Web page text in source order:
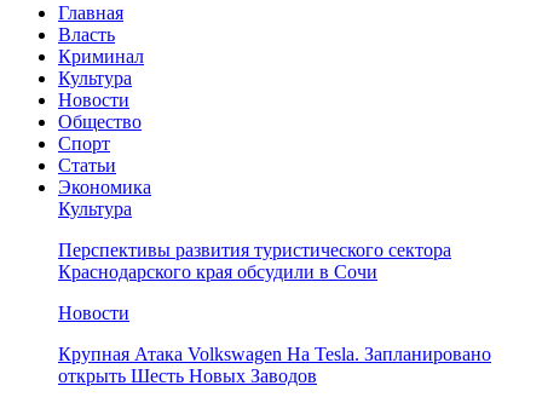
Главная
Власть
Криминал
Культура
Новости
Общество
Спорт
Статьи
Экономика
Культура
Перспективы развития туристического сектора
Краснодарского края обсудили в Сочи
Новости
Крупная Атака Volkswagen На Tesla. Запланировано
открыть Шесть Новых Заводов